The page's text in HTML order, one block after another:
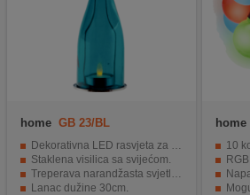
home GB 23/BL
Dekorativna LED rasvjeta za unutrašnjost doma.
Staklena visilica sa svijećom.
Treperava narandžasta svjetlost.
Lanac dužine 30cm.
home
10
RGB